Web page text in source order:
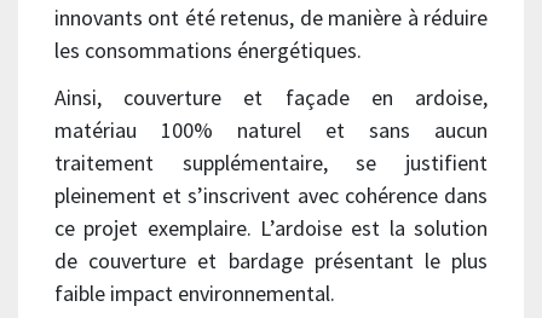
innovants ont été retenus, de manière à réduire
les consommations énergétiques.
Ainsi, couverture et façade en ardoise,
matériau 100% naturel et sans aucun
traitement supplémentaire, se justifient
pleinement et s’inscrivent avec cohérence dans
ce projet exemplaire. L’ardoise est la solution
de couverture et bardage présentant le plus
faible impact environnemental.